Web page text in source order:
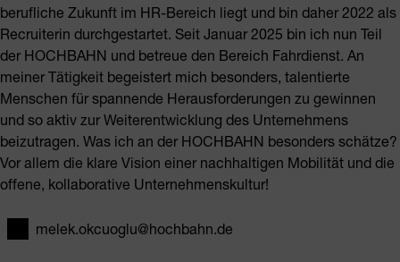
berufliche Zukunft im HR-Bereich liegt und bin daher 2022 als
Recruiterin durchgestartet. Seit Januar 2025 bin ich nun Teil
der HOCHBAHN und betreue den Bereich Fahrdienst. An
meiner Tätigkeit begeistert mich besonders, talentierte
Menschen für spannende Herausforderungen zu gewinnen
und so aktiv zur Weiterentwicklung des Unternehmens
beizutragen. Was ich an der HOCHBAHN besonders schätze?
Vor allem die klare Vision einer nachhaltigen Mobilität und die
offene, kollaborative Unternehmenskultur!
E-Mail
melek.okcuoglu@hochbahn.de